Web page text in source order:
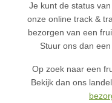
Je kunt de status
onze online track &
bezorgen van een
Stuur ons dan
Op zoek naar een
Bekijk dan ons